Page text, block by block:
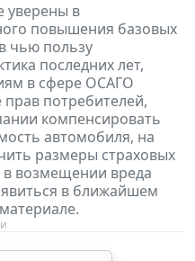
уверены в
повышения базовых
чью пользу
последних лет,
в сфере ОСАГО
потребителей,
компенсировать
автомобиля, на
размеры страховых
в возмещении вреда
в ближайшем